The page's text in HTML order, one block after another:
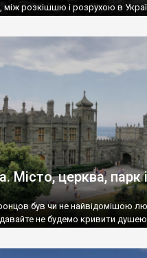
між розкішшю і розрухою в
Місто, церква, парк
був чи не найвідомішою
не будемо кривити